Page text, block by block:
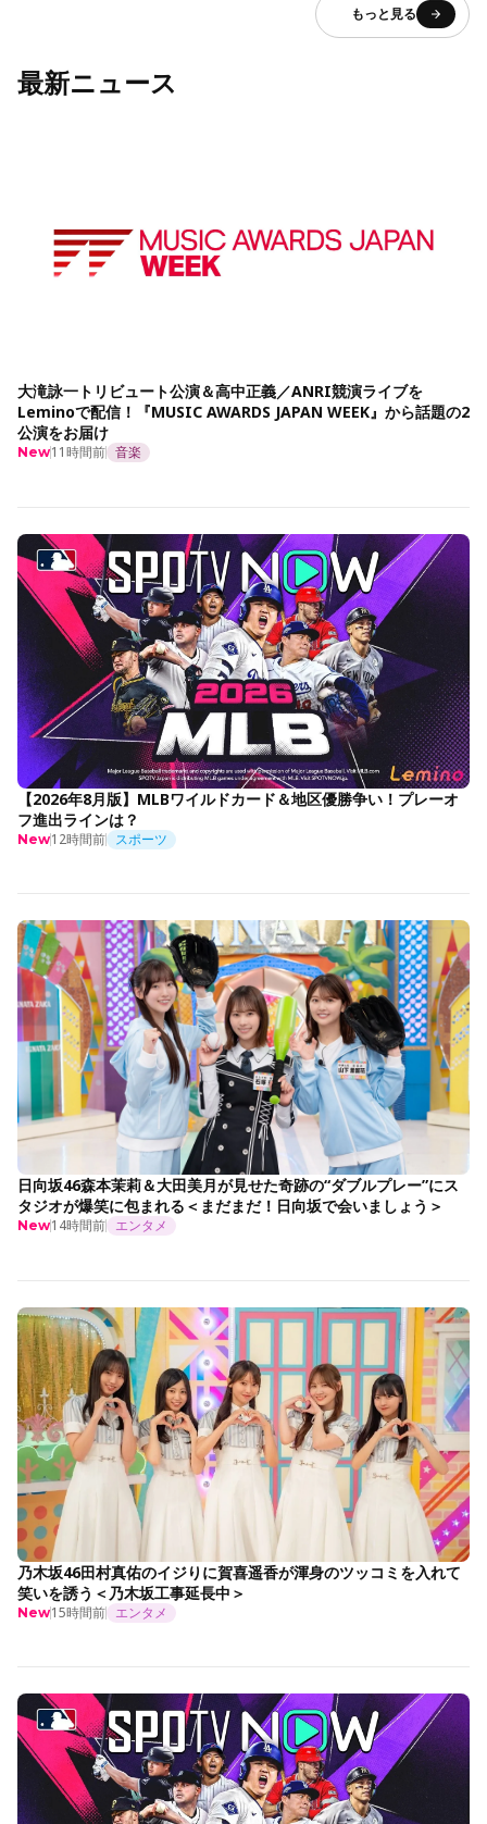
もっと見る
最新ニュース
大滝詠一トリビュート公演＆高中正義／ANRI競演ライブを
Leminoで配信！『MUSIC AWARDS JAPAN WEEK』から話題の2
公演をお届け
New11時間前 音楽
【2026年8月版】MLBワイルドカード＆地区優勝争い！プレーオ
フ進出ラインは？
New12時間前 スポーツ
日向坂46森本茉莉＆大田美月が見せた奇跡の“ダブルプレー”にス
タジオが爆笑に包まれる＜まだまだ！日向坂で会いましょう＞
New14時間前 エンタメ
乃木坂46田村真佑のイジりに賀喜遥香が渾身のツッコミを入れて
笑いを誘う＜乃木坂工事延長中＞
New15時間前 エンタメ